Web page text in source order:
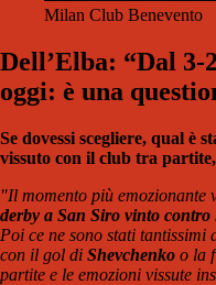
Milan Club Benevento
Dell’Elba: “Dal 3-
oggi: è una
Se dovessi scegliere, qual è
vissuto con il club tra
"Il momento più emozionante
derby a San Siro vinto contro
Poi ce ne sono stati
con il gol di Shevchenko o la
partite e le emozioni vissute